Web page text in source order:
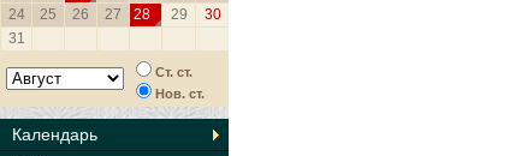
24
25 26 27 28 29
30
31
Ст. ст.
Нов. ст.
Календарь